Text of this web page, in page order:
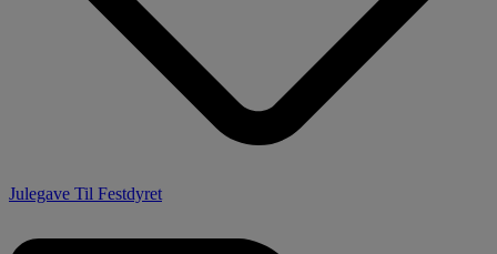
Julegave Til Festdyret